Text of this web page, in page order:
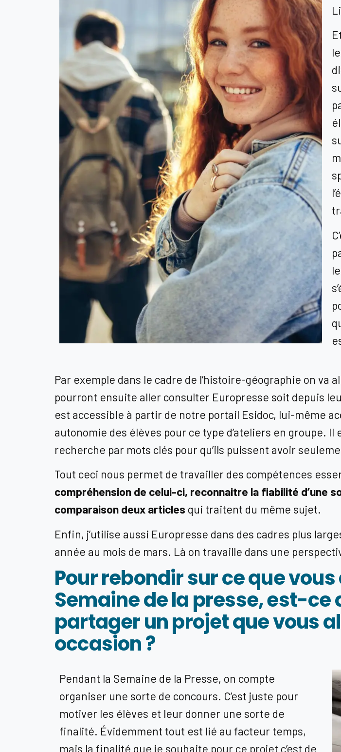
Par exemple dans le cadre de l’histoire-géographie on va
pourront ensuite aller consulter Europresse soit depuis
est accessible à partir de notre portail Esidoc, lui-même
autonomie des élèves pour ce type d’ateliers en groupe.
recherche par mots clés pour qu’ils puissent avoir
Tout ceci nous permet de travailler des compétences
compréhension de celui-ci, reconnaitre la fiabilité d’une
comparaison deux articles qui traitent du même sujet.
Enfin, j’utilise aussi Europresse dans des cadres plus
année au mois de mars. Là on travaille dans une
Pour rebondir sur ce que
Semaine de la presse, est-ce
partager un projet que vous
occasion ?
Pendant la Semaine de la Presse, on compte
organiser une sorte de concours. C’est juste pour
motiver les élèves et leur donner une sorte de
finalité. Évidemment tout est lié au facteur temps,
mais la finalité que je souhaite pour ce projet c’est de